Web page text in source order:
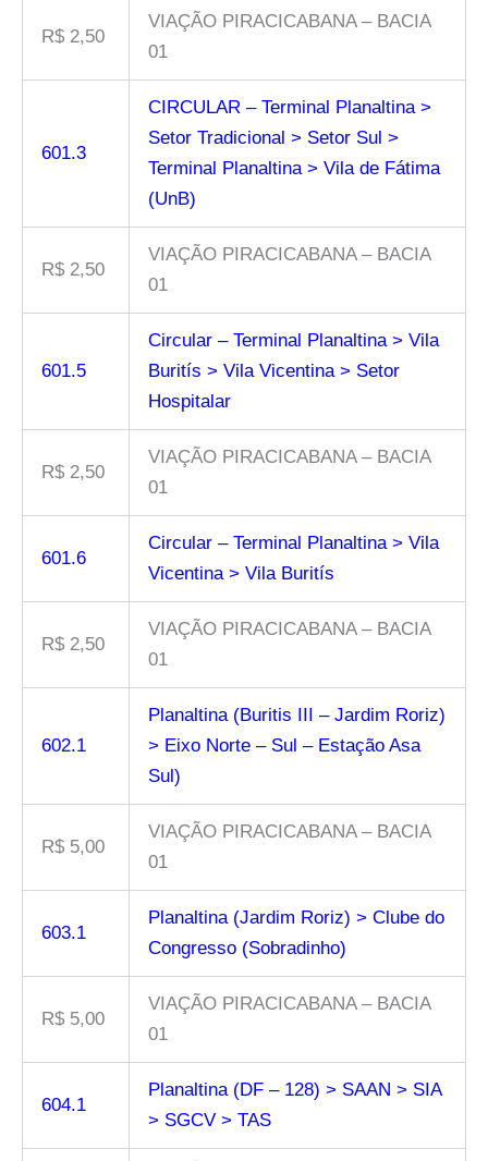
R$ 2,50
VIAÇÃO PIRACICABANA – BACIA
01
601.3
CIRCULAR – Terminal Planaltina >
Setor Tradicional > Setor Sul >
Terminal Planaltina > Vila de Fátima
(UnB)
R$ 2,50
VIAÇÃO PIRACICABANA – BACIA
01
601.5
Circular – Terminal Planaltina > Vila
Buritís > Vila Vicentina > Setor
Hospitalar
R$ 2,50
VIAÇÃO PIRACICABANA – BACIA
01
601.6
Circular – Terminal Planaltina > Vila
Vicentina > Vila Buritís
R$ 2,50
VIAÇÃO PIRACICABANA – BACIA
01
602.1
Planaltina (Buritis III – Jardim Roriz)
> Eixo Norte – Sul – Estação Asa
Sul)
R$ 5,00
VIAÇÃO PIRACICABANA – BACIA
01
603.1
Planaltina (Jardim Roriz) > Clube do
Congresso (Sobradinho)
R$ 5,00
VIAÇÃO PIRACICABANA – BACIA
01
604.1
Planaltina (DF – 128) > SAAN > SIA
> SGCV > TAS